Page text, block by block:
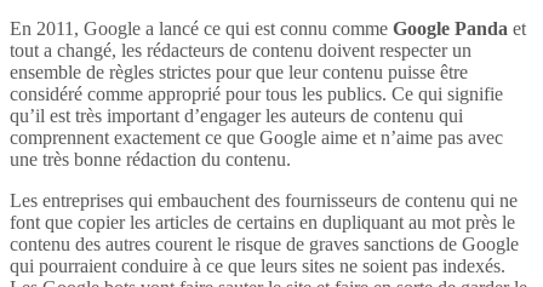
En 2011, Google a lancé ce qui est connu comme Google Panda et
tout a changé, les rédacteurs de contenu doivent respecter un
ensemble de règles strictes pour que leur contenu puisse être
considéré comme approprié pour tous les publics. Ce qui signifie
qu’il est très important d’engager les auteurs de contenu qui
comprennent exactement ce que Google aime et n’aime pas avec
une très bonne rédaction du contenu.
Les entreprises qui embauchent des fournisseurs de contenu qui ne
font que copier les articles de certains en dupliquant au mot près le
contenu des autres courent le risque de graves sanctions de Google
qui pourraient conduire à ce que leurs sites ne soient pas indexés.